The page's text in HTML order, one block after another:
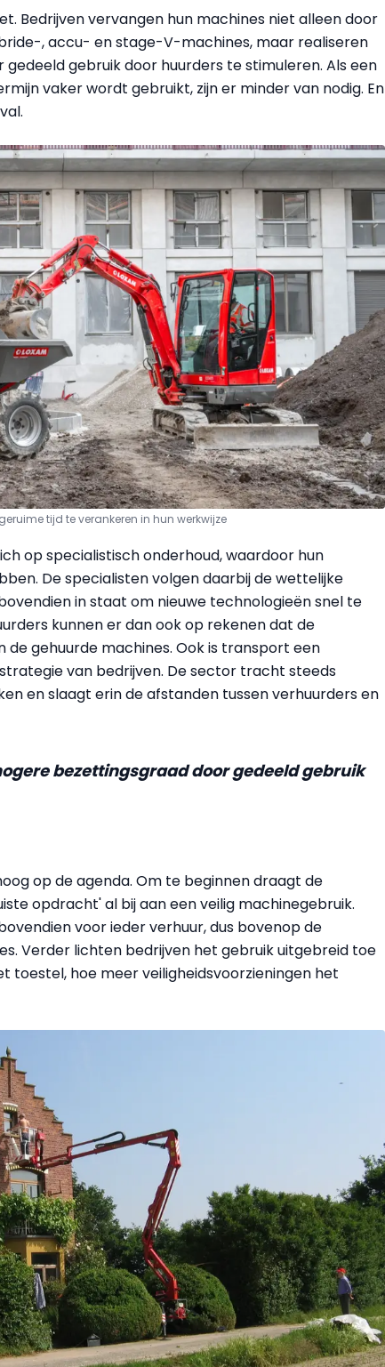
Bedrijven vervangen hun machines niet alleen door
, accu- en stage-V-machines, maar realiseren
gebruik door huurders te stimuleren. Als een
vaker wordt gebruikt, zijn er minder van nodig. En
tijd te verankeren in hun werkwijze
op specialistisch onderhoud, waardoor hun
De specialisten volgen daarbij de wettelijke
in staat om nieuwe technologieën snel te
kunnen er dan ook op rekenen dat de
gehuurde machines. Ook is transport een
van bedrijven. De sector tracht steeds
en slaagt erin de afstanden tussen verhuurders en
bezettingsgraad door gedeeld gebruik
op de agenda. Om te beginnen draagt de
opdracht' al bij aan een veilig machinegebruik.
voor ieder verhuur, dus bovenop de
Verder lichten bedrijven het gebruik uitgebreid toe
toestel, hoe meer veiligheidsvoorzieningen het